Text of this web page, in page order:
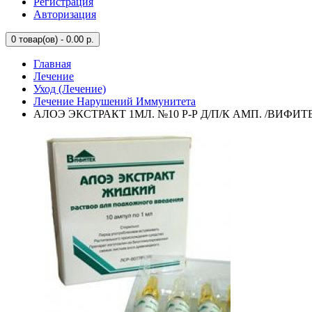
Авторизация
0 товар(ов) - 0.00 р.
Главная
Лечение
Уход (Лечение)
Лечение Нарушений Иммунитета
АЛОЭ ЭКСТРАКТ 1МЛ. №10 Р-Р Д/П/К АМП. /